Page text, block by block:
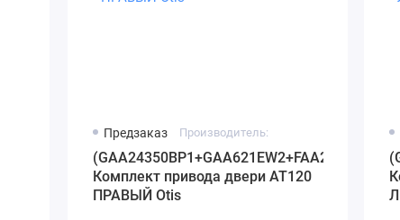
Предзаказ Производитель:
(GAA24350BP1+GAA621EW2+FAA24350DJ1)
Комплект привода двери АТ120
ПРАВЫЙ Otis